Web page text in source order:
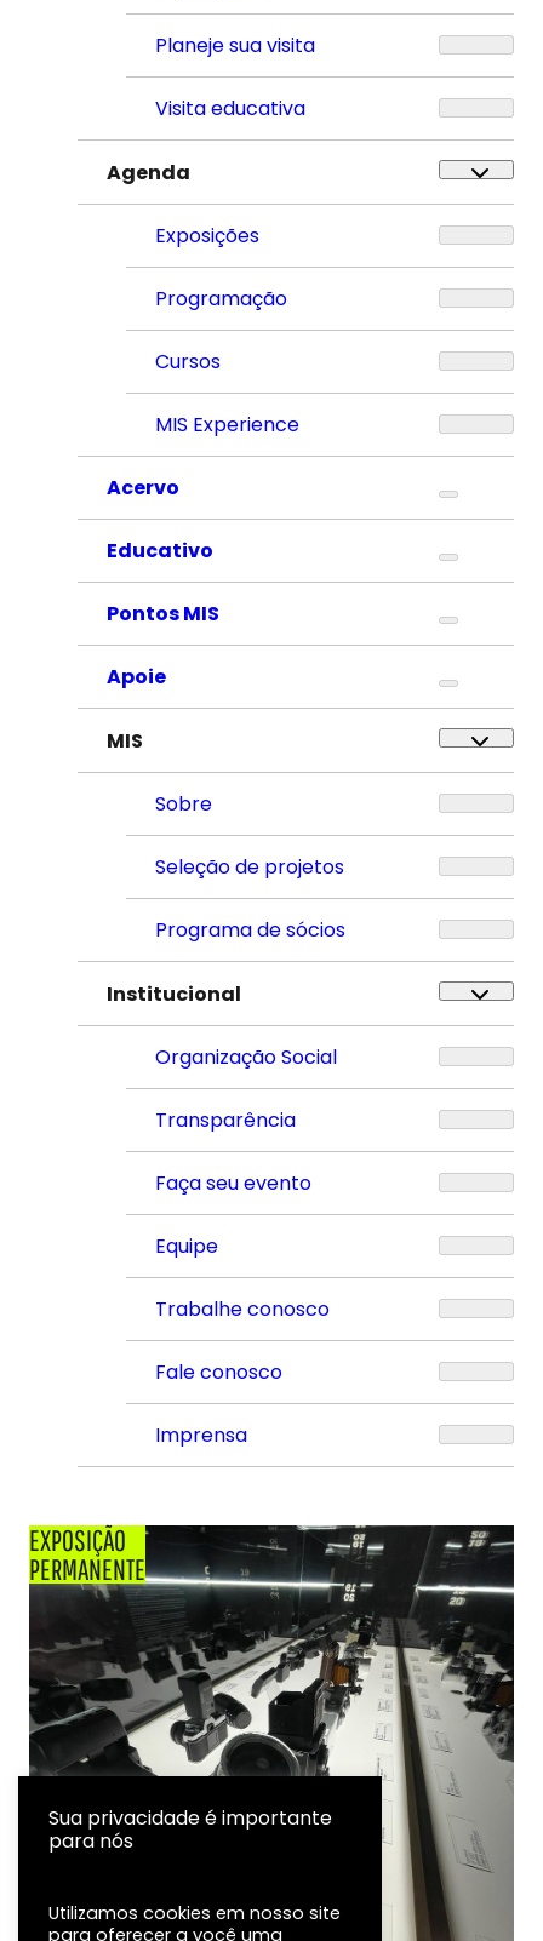
Planeje sua visita
Visita educativa
Agenda
Exposições
Programação
Cursos
MIS Experience
Acervo
Educativo
Pontos MIS
Apoie
MIS
Sobre
Seleção de projetos
Programa de sócios
Institucional
Organização Social
Transparência
Faça seu evento
Equipe
Trabalhe conosco
Fale conosco
Imprensa
EXPOSIÇÃO
PERMANENTE
Sua privacidade é importante
para nós
Utilizamos cookies em nosso site
para oferecer a você uma